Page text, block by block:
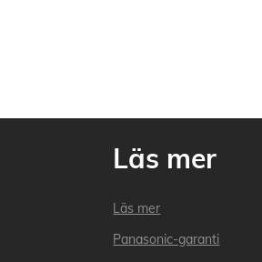
Läs mer
Läs mer
Panasonic-garanti